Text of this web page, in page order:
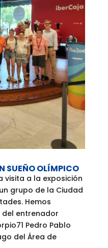
SUEÑO OLÍMPICO
visita a la exposición
grupo de la Ciudad
Hemos
entrenador
Pedro Pablo
del Área de